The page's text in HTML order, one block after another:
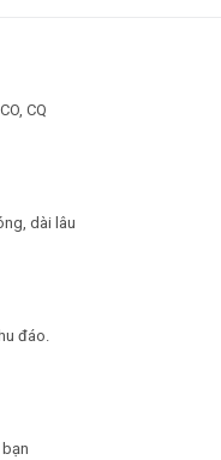
CQ
dài lâu
đáo.